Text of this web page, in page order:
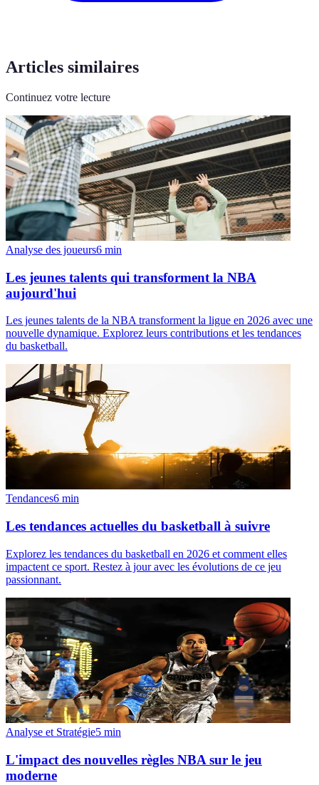
Articles similaires
Continuez votre lecture
Analyse des joueurs6 min
Les jeunes talents qui transforment la NBA
aujourd'hui
Les jeunes talents de la NBA transforment la ligue en 2026 avec une
nouvelle dynamique. Explorez leurs contributions et les tendances
du basketball.
Tendances6 min
Les tendances actuelles du basketball à suivre
Explorez les tendances du basketball en 2026 et comment elles
impactent ce sport. Restez à jour avec les évolutions de ce jeu
passionnant.
Analyse et Stratégie5 min
L'impact des nouvelles règles NBA sur le jeu
moderne